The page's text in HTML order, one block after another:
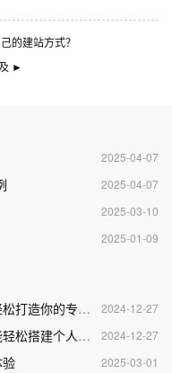
的建站方式？
►
2025-04-07
2025-04-07
2025-03-10
2025-01-09
2024-12-27
你的专属网站
2024-12-27
搭建个人网站
2025-03-01